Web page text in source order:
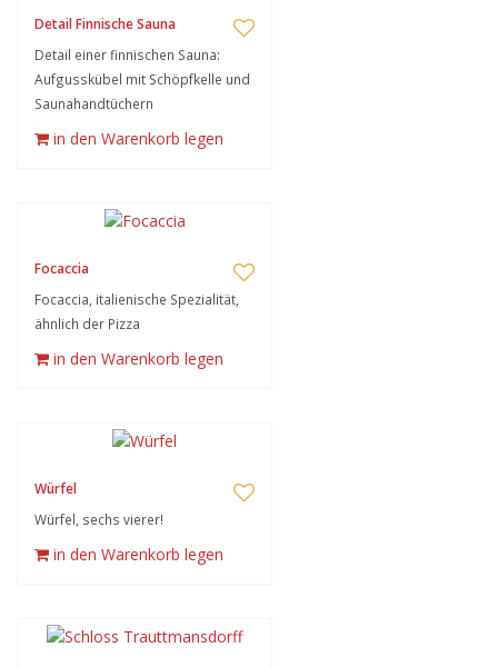
Detail Finnische Sauna
Detail einer finnischen Sauna:
Aufgusskübel mit Schöpfkelle und
Saunahandtüchern
in den Warenkorb legen
Focaccia
Focaccia, italienische Spezialität,
ähnlich der Pizza
in den Warenkorb legen
Würfel
Würfel, sechs vierer!
in den Warenkorb legen